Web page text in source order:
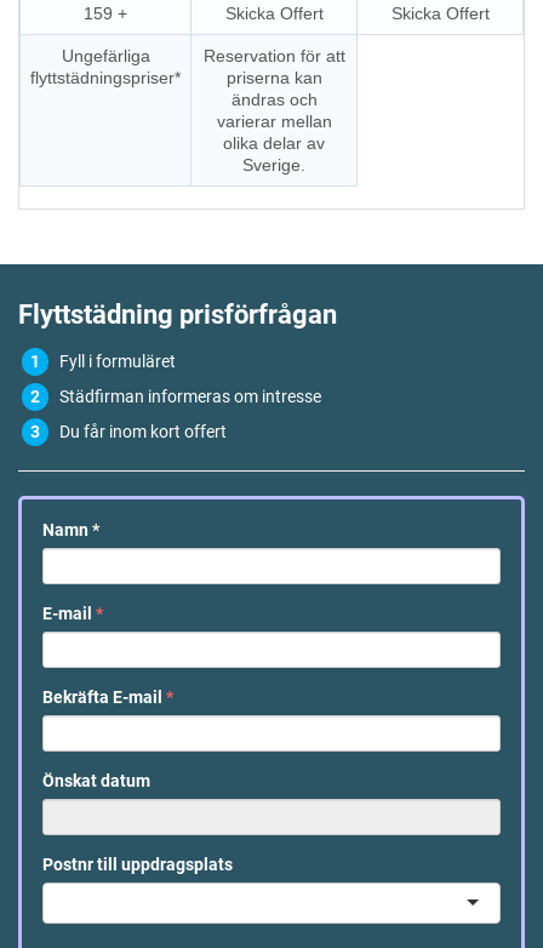
159 + Skicka Offert Skicka Offert
Ungefärliga
flyttstädningspriser*
Reservation för att
priserna kan
ändras och
varierar mellan
olika delar av
Sverige.
Flyttstädning prisförfrågan
Fyll i formuläret
Städfirman informeras om intresse
Du får inom kort offert
Namn *
E-mail *
Bekräfta E-mail *
Önskat datum
Postnr till uppdragsplats